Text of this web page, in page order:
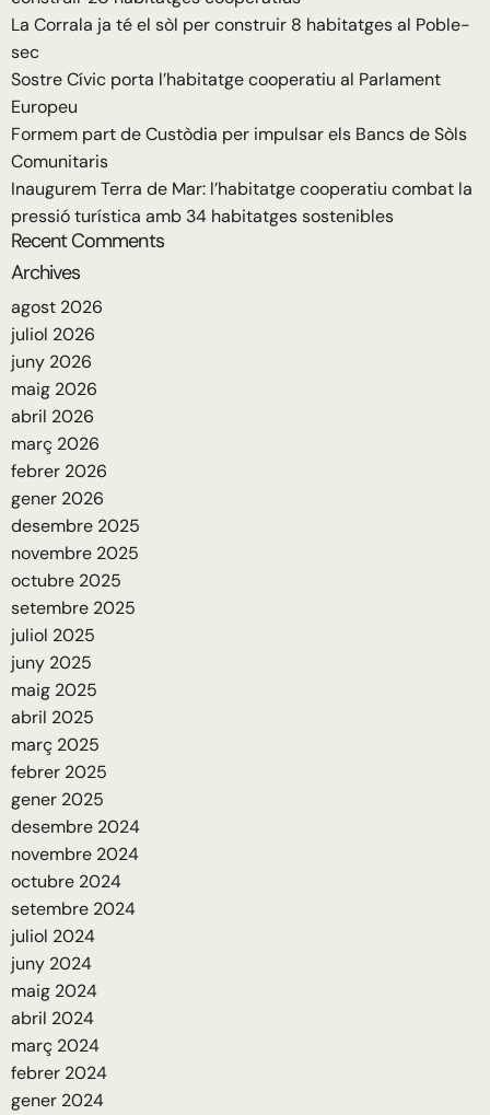
La Corrala ja té el sòl per construir 8 habitatges al Poble-
sec
Sostre Cívic porta l’habitatge cooperatiu al Parlament
Europeu
Formem part de Custòdia per impulsar els Bancs de Sòls
Comunitaris
Inaugurem Terra de Mar: l’habitatge cooperatiu combat la
pressió turística amb 34 habitatges sostenibles
Recent Comments
Archives
agost 2026
juliol 2026
juny 2026
maig 2026
abril 2026
març 2026
febrer 2026
gener 2026
desembre 2025
novembre 2025
octubre 2025
setembre 2025
juliol 2025
juny 2025
maig 2025
abril 2025
març 2025
febrer 2025
gener 2025
desembre 2024
novembre 2024
octubre 2024
setembre 2024
juliol 2024
juny 2024
maig 2024
abril 2024
març 2024
febrer 2024
gener 2024